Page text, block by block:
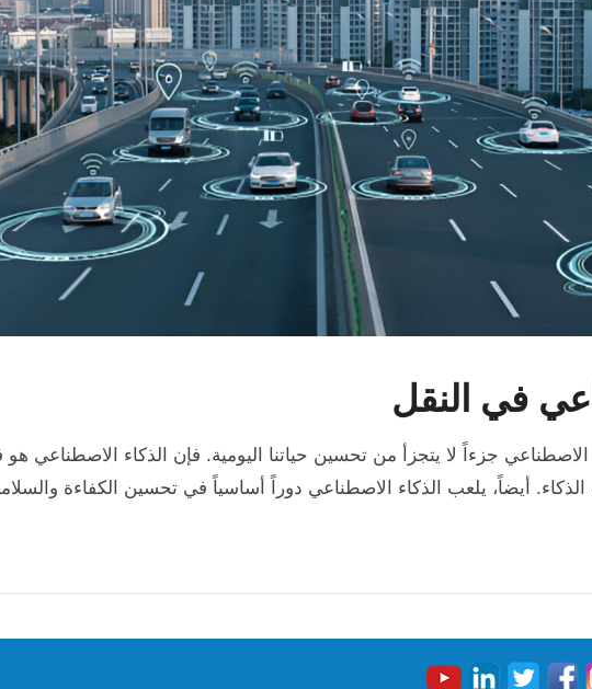
في النقل
الاصطناعي جزءاً لا يتجزأ من تحسين حياتنا اليومية. فإن الذكاء
أيضاً، يلعب الذكاء الاصطناعي دوراً أساسياً في تحسين الكفاءة